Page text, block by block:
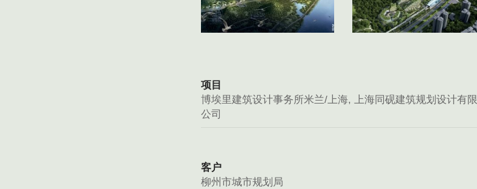
项目
博埃里建筑设计事务所米兰/上海, 上海同砚建筑规划设计有限
公司
客户
柳州市城市规划局